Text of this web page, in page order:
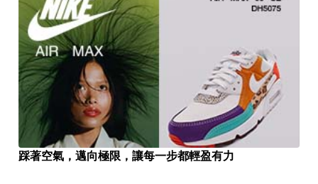
踩著空氣，邁向極限，讓每一步都輕盈有力